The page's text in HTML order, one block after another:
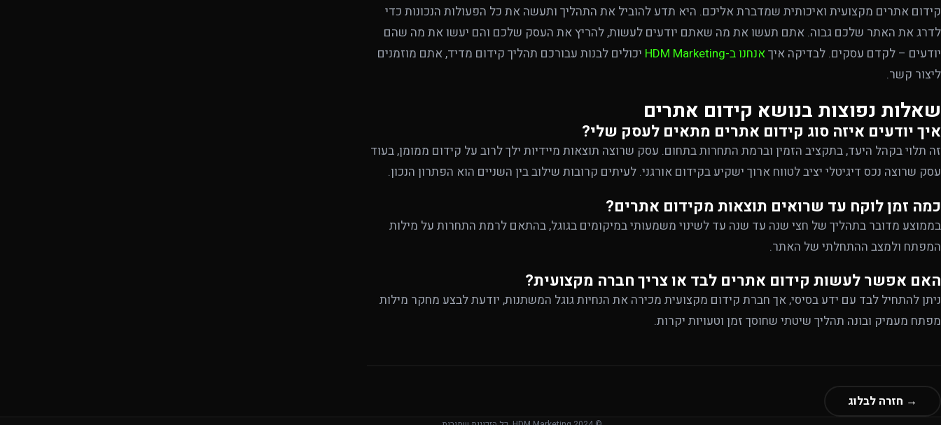
קידום אתרים מקצועית ואיכותית שמדברת אליכם. היא תדע להוביל את התהליך ותעשה את כל הפעולות הנכונות כדי
לדרג את האתר שלכם גבוה. אתם תעשו את מה שאתם יודעים לעשות, להריץ את העסק שלכם והם יעשו את מה שהם
יודעים – לקדם עסקים. לבדיקה איךאנחנו ב-HDM Marketing
יכולים לבנות עבורכם תהליך קידום מדיד, אתם מוזמנים
ליצור קשר.
שאלות נפוצות בנושא קידום אתרים
איך יודעים איזה סוג קידום אתרים מתאים לעסק שלי?
זה תלוי בקהל היעד, בתקציב הזמין וברמת התחרות בתחום. עסק שרוצה תוצאות מיידיות ילך לרוב על קידום ממומן, בעוד
עסק שרוצה נכס דיגיטלי יציב לטווח ארוך ישקיע בקידום אורגני. לעיתים קרובות שילוב בין השניים הוא הפתרון הנכון.
כמה זמן לוקח עד שרואים תוצאות מקידום אתרים?
בממוצע מדובר בתהליך של חצי שנה עד שנה עד לשינוי משמעותי במיקומים בגוגל, בהתאם לרמת התחרות על מילות
המפתח ולמצב ההתחלתי של האתר.
האם אפשר לעשות קידום אתרים לבד או צריך חברה מקצועית?
ניתן להתחיל לבד עם ידע בסיסי, אך חברת קידום מקצועית מכירה את הנחיות גוגל המשתנות, יודעת לבצע מחקר מילות
מפתח מעמיק ובונה תהליך שיטתי שחוסך זמן וטעויות יקרות.
→ חזרה לבלוג